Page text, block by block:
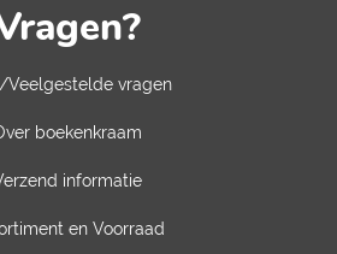
/Veelgestelde vragen
boekenkraam
informatie
en Voorraad